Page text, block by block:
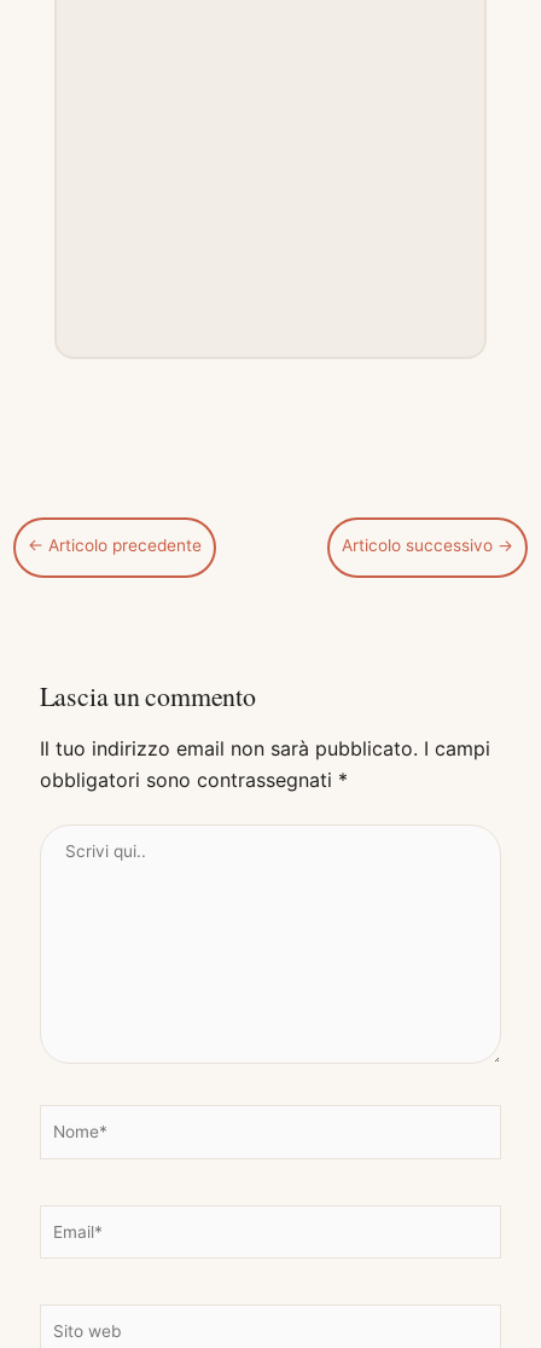
← Articolo precedente Articolo successivo →
Lascia un commento
Il tuo indirizzo email non sarà pubblicato. I campi
obbligatori sono contrassegnati *
Scrivi
e
i